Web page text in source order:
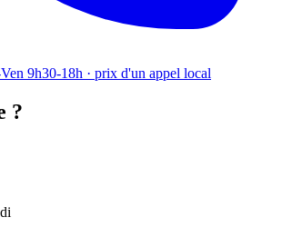
9h30-18h · prix d'un appel local
?